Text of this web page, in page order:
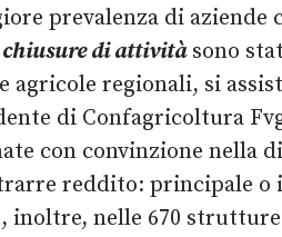
prevalenza di
chiusure di attivitàsono
agricole regionali, si
di Confagricoltura
con convinzione nella
reddito: principale
inoltre, nelle 670